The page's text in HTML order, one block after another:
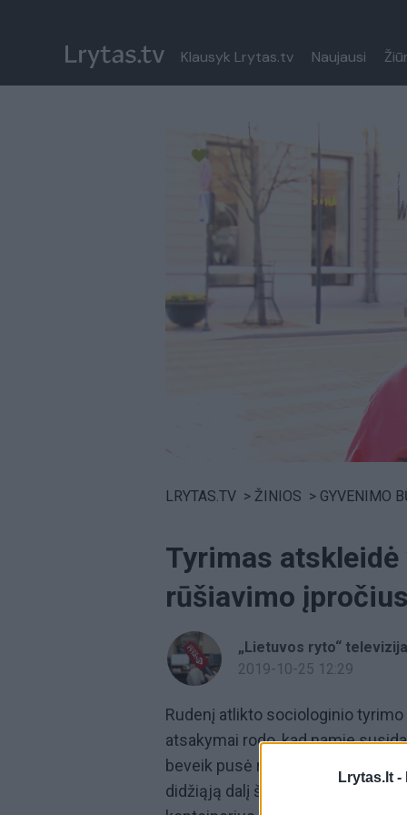
Lrytas.lt -
Klausyk Lrytas.tv Naujausi
LRYTAS.TV > ŽINIOS > GYVENIMO
Tyrimas
rūšiavimo įpročius
„Lietuvos ryto“ televizija
2019-10-25 12:29
Rudenį atlikto sociologinio
atsakymai rodo, kad namie
beveik pusė respondentų.
didžiąją dalį šiukšlių. Pavyzdžiui,